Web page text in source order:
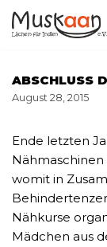
Zum
Inhalt
ABSCHLUSS
August 28, 2015
Ende letzten
womit in
Nähkurse
Mädchen aus